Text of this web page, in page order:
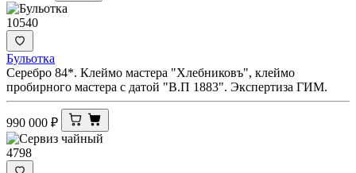
10540
Бульотка
Серебро 84*. Клеймо мастера "Хлебниковъ", клеймо
пробирного мастера с датой "В.П 1883". Экспертиза ГИМ.
990 000 ₽
4798